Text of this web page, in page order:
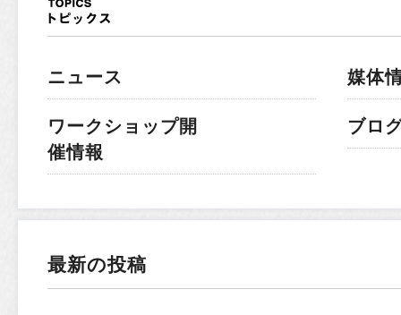
ニュース
ワークショップ開
催情報
媒体
ブロ
最新の投稿